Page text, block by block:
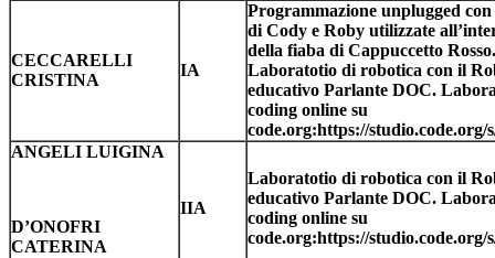
CECCARELLI
CRISTINA
IA
Programmazione unplugged con
di Cody e Roby utilizzate
della fiaba di Cappuccetto Rosso.
Laboratotio di robotica con il
educativo Parlante DOC.
coding online su
code.org:https://studio.code.org/
ANGELI LUIGINA
D’ONOFRI
CATERINA
IIA
Laboratotio di robotica con il
educativo Parlante DOC.
coding online su
code.org:https://studio.code.org/